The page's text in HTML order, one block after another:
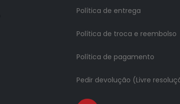
Política de entrega
Política de troca e reembolso
Política de pagamento
Pedir devolução (Livre